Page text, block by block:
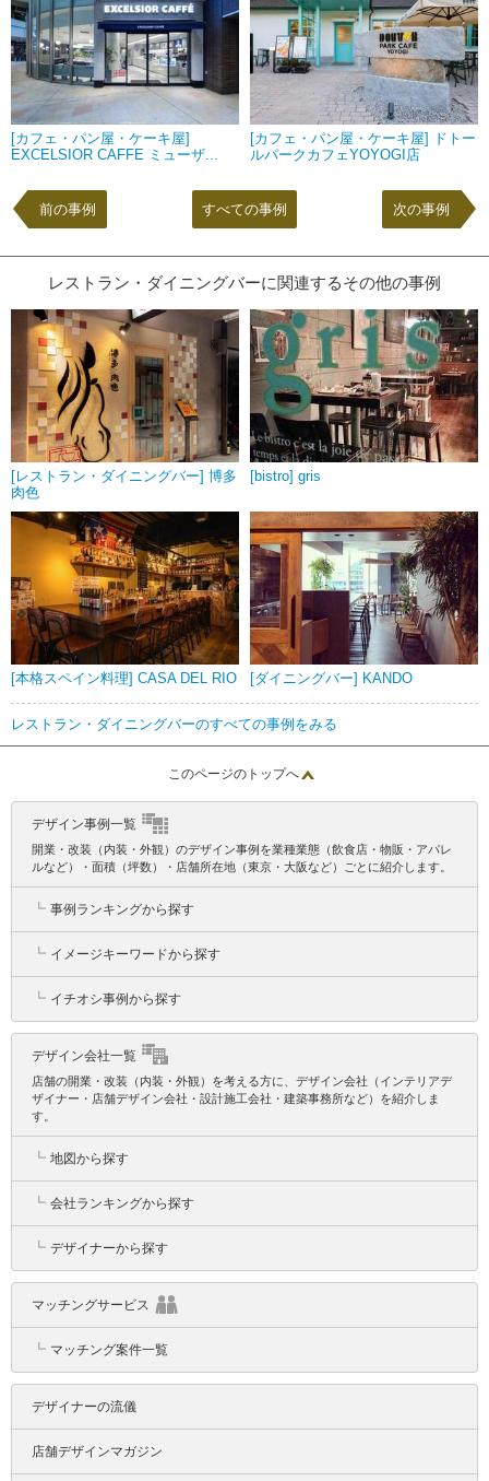
[カフェ・パン屋・ケーキ屋]
EXCELSIOR CAFFE ミューザ...
[カフェ・パン屋・ケーキ屋] ドトー
ルパークカフェYOYOGI店
前の事例 次の事例
すべての事例
レストラン・ダイニングバーに関連するその他の事例
[レストラン・ダイニングバー] 博多
肉色
[bistro] gris
[本格スペイン料理] CASA DEL RIO [ダイニングバー] KANDO
レストラン・ダイニングバーのすべての事例をみる
このページのトップへ
デザイン事例一覧
開業・改装（内装・外観）のデザイン事例を業種業態（飲食店・物販・アパレ
ルなど）・面積（坪数）・店舗所在地（東京・大阪など）ごとに紹介します。
┗ 事例ランキングから探す
┗ イメージキーワードから探す
┗ イチオシ事例から探す
デザイン会社一覧
店舗の開業・改装（内装・外観）を考える方に、デザイン会社（インテリアデ
ザイナー・店舗デザイン会社・設計施工会社・建築事務所など）を紹介しま
す。
┗ 地図から探す
┗ 会社ランキングから探す
┗ デザイナーから探す
マッチングサービス
┗ マッチング案件一覧
デザイナーの流儀
店舗デザインマガジン